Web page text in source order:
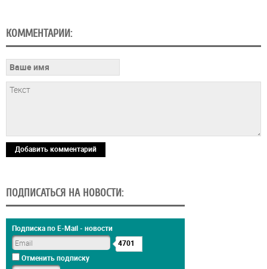
КОММЕНТАРИИ:
Добавить комментарий
ПОДПИСАТЬСЯ НА НОВОСТИ:
Подписка по E-Mail - новости
4701
Отменить подписку